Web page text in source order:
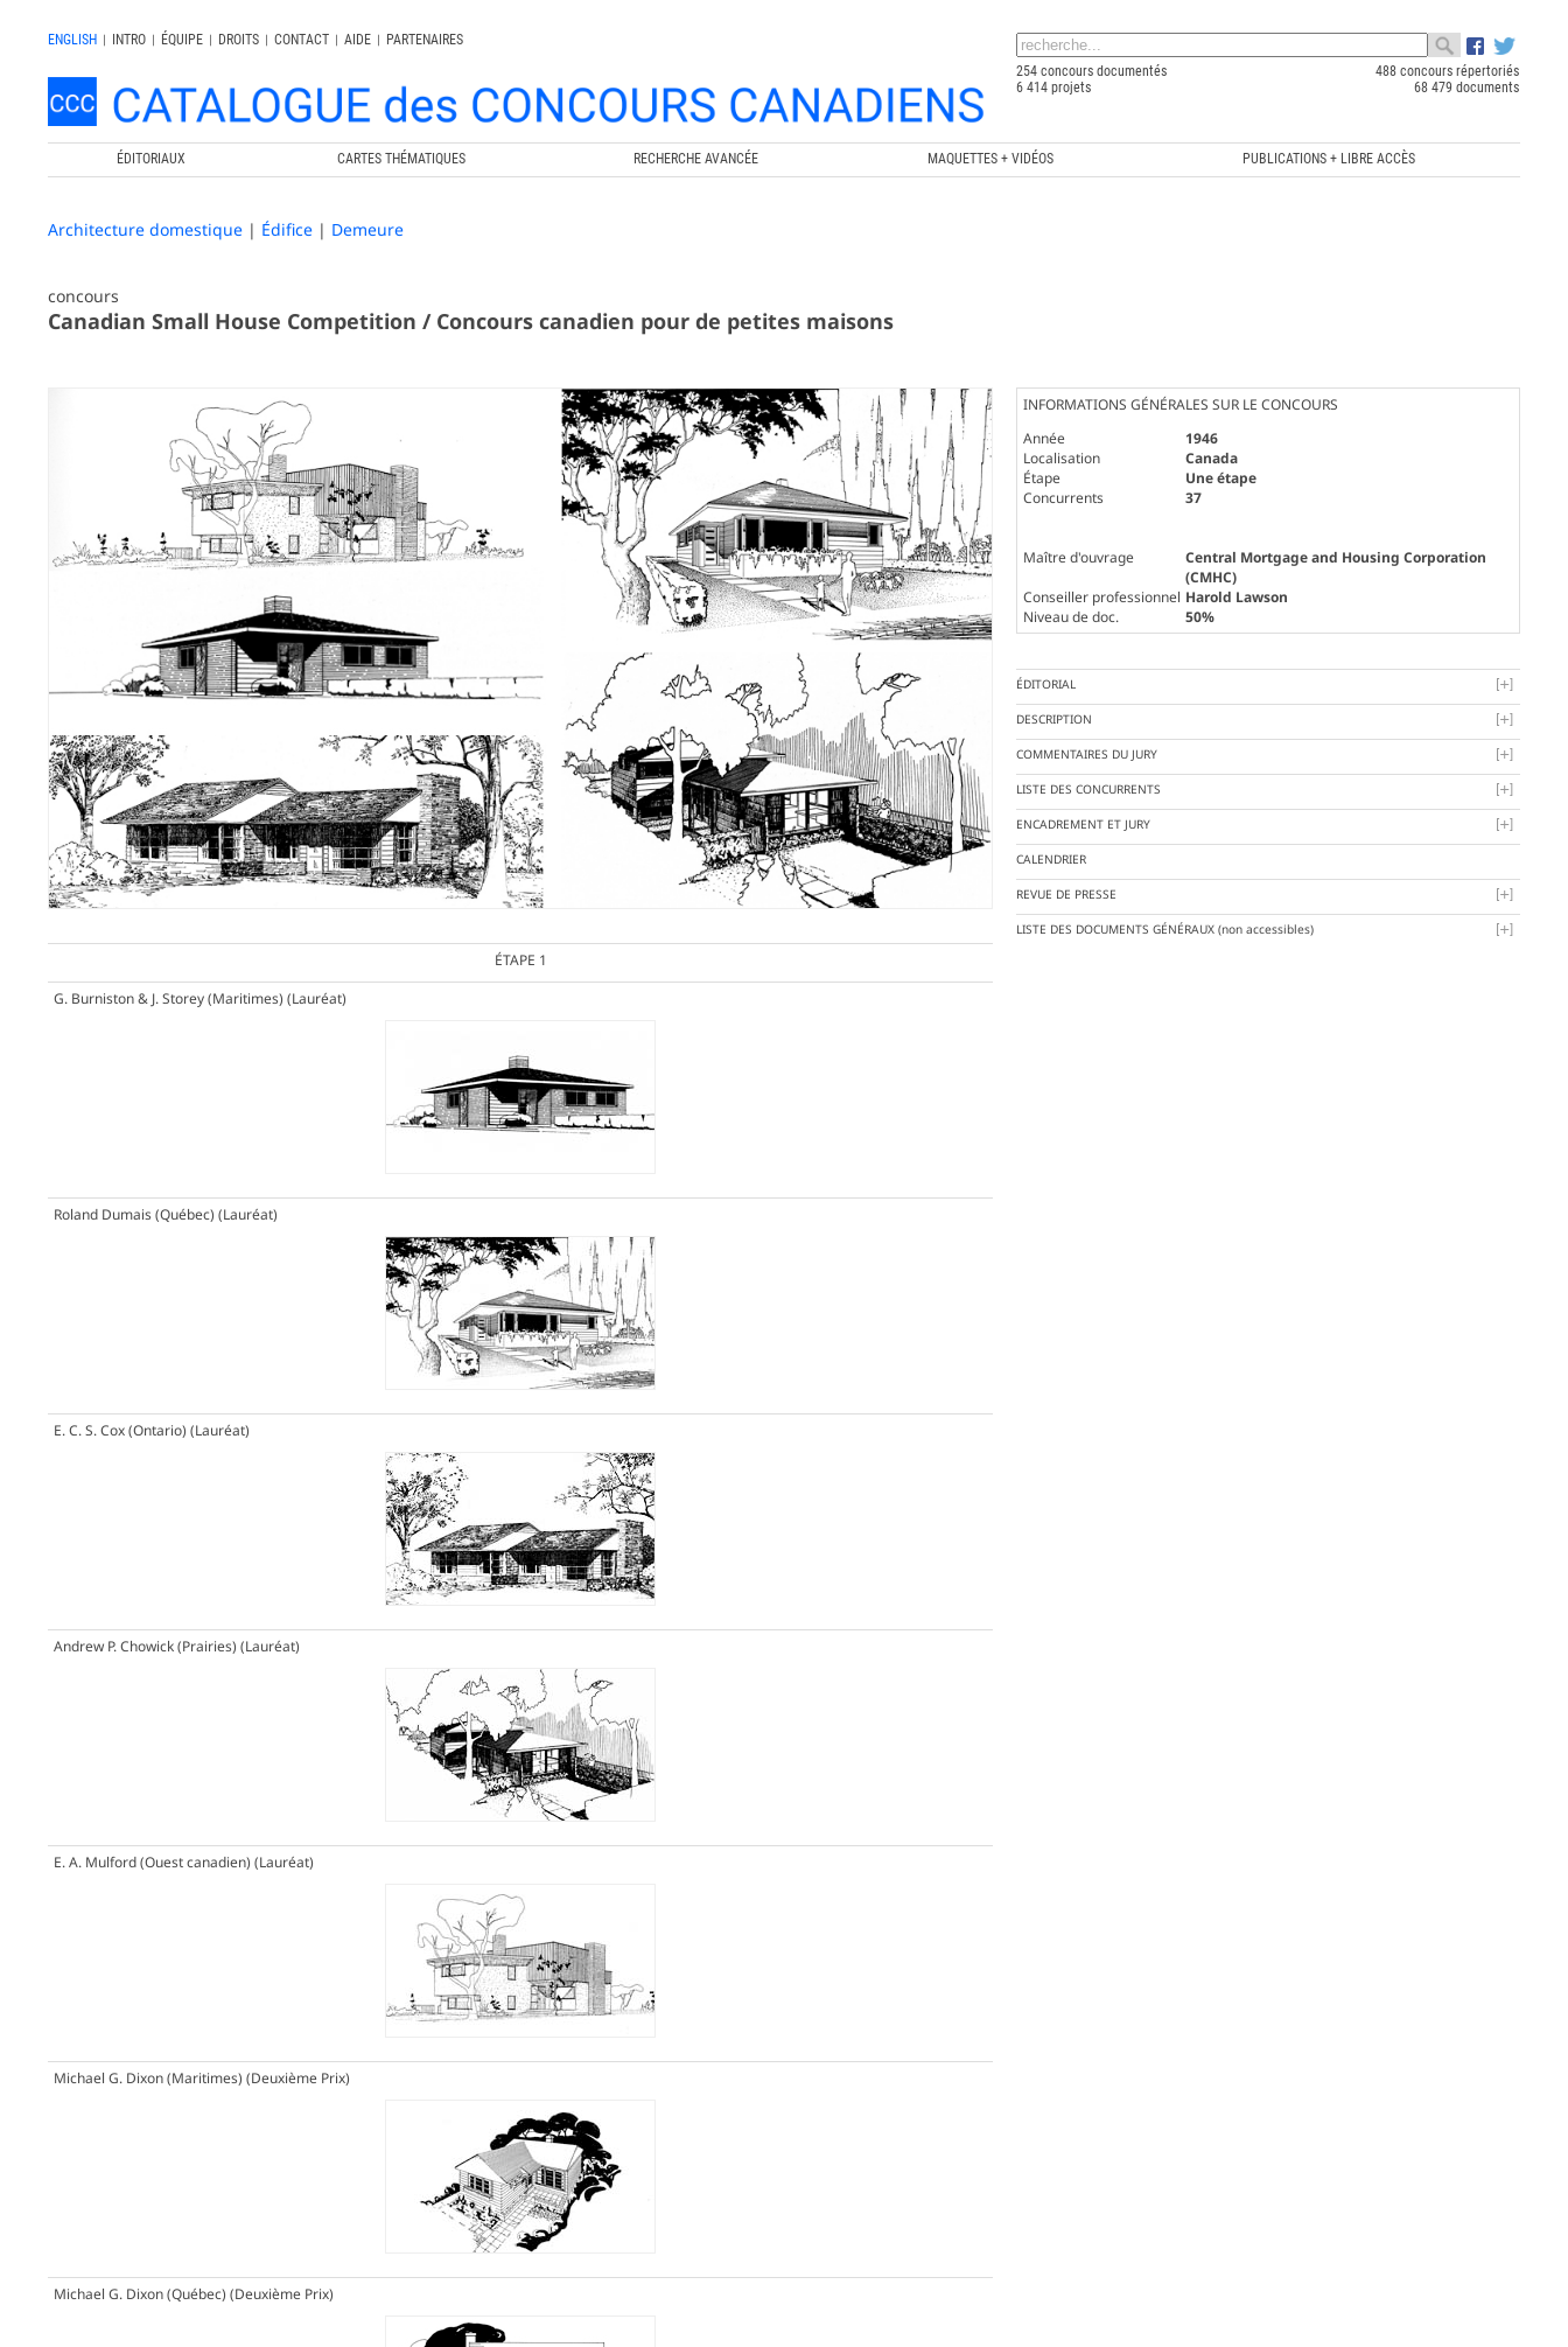
ENGLISH | INTRO | ÉQUIPE | DROITS | CONTACT | AIDE |
PARTENAIRES
254 concours documentés
488 concours répertoriés
6 414 projets
68 479 documents
ÉDITORIAUX CARTES THÉMATIQUES RECHERCHE AVANCÉE MAQUETTES + VIDÉOS PUBLICATIONS + LIBRE ACCÈS
Architecture domestique | Édifice | Demeure
concours
Canadian Small House Competition / Concours canadien pour de petites maisons
ÉTAPE 1
G. Burniston & J. Storey (Maritimes) (Lauréat)
Roland Dumais (Québec) (Lauréat)
E. C. S. Cox (Ontario) (Lauréat)
Andrew P. Chowick (Prairies) (Lauréat)
E. A. Mulford (Ouest canadien) (Lauréat)
Michael G. Dixon (Maritimes) (Deuxième Prix)
Michael G. Dixon (Québec) (Deuxième Prix)
INFORMATIONS GÉNÉRALES SUR LE CONCOURS
Année
1946
Localisation
Canada
Étape
Une étape
Concurrents
37
Maître d'ouvrage
Central Mortgage and Housing Corporation
(CMHC)
Conseiller professionnel Harold Lawson
Niveau de doc.
50%
ÉDITORIAL
DESCRIPTION
COMMENTAIRES DU JURY
LISTE DES CONCURRENTS
ENCADREMENT ET JURY
CALENDRIER
REVUE DE PRESSE
LISTE DES DOCUMENTS GÉNÉRAUX(non accessibles)